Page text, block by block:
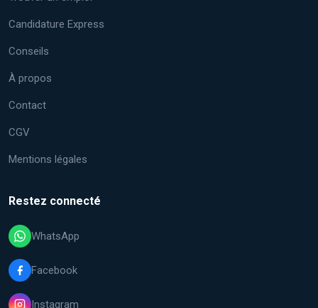
Candidature Express
Conseils
À propos
Contact
CGV
Mentions légales
Restez connecté
WhatsApp
Facebook
Instagram